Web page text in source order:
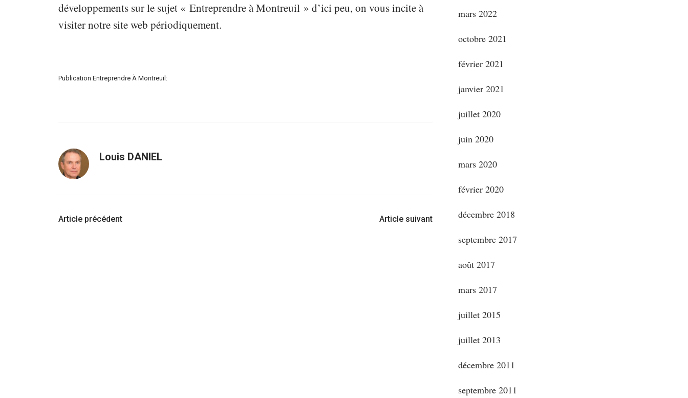
développements sur le sujet « Entreprendre à Montreuil » d’ici peu, on vous incite à
visiter notre site web périodiquement.
Publication Entreprendre À Montreuil:
Louis DANIEL
Navigation
Article précédent Article suivant
mars 2022
octobre 2021
février 2021
janvier 2021
juillet 2020
juin 2020
mars 2020
février 2020
décembre 2018
septembre 2017
août 2017
mars 2017
juillet 2015
juillet 2013
décembre 2011
septembre 2011